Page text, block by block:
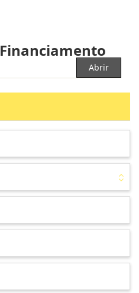
Financiamento
Abrir